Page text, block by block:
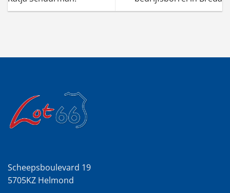
Scheepsboulevard 19
5705KZ Helmond